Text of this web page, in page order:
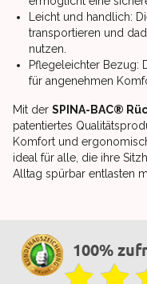
Leicht und handlich:
transportieren und
nutzen.
Pflegeleichter Bezug:
für angenehmen
Mit der SPINA-BAC®
patentiertes
Komfort und
ideal für alle, die ihre
Alltag spürbar entlasten
100%